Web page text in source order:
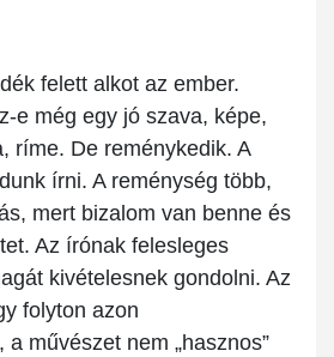
felett alkot az ember.
e még egy jó szava, képe,
ríme. De reménykedik. A
írni. A reménység több,
mert bizalom van benne és
Az írónak felesleges
kivételesnek gondolni. Az
folyton azon
művészet nem „hasznos”